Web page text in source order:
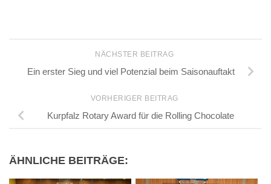
NÄCHSTER BEITRAG
Ein erster Sieg und viel Potenzial beim Saisonauftakt
VORHERIGER BEITRAG
Kurpfalz Rotary Award für die Rolling Chocolate
ÄHNLICHE BEITRÄGE: